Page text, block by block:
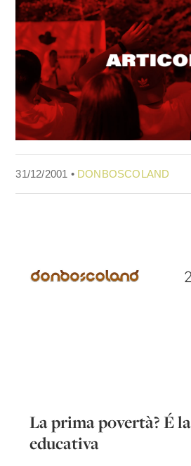
31/12/2001 • DONBOSCOLAND
La prima povertà? É
educativa